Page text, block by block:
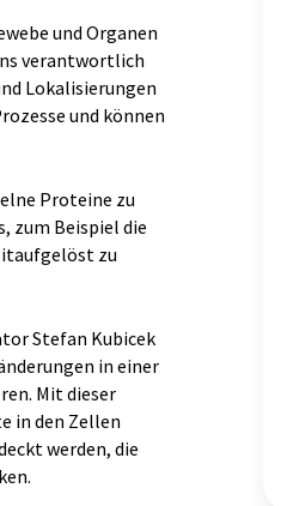
und Organen
verantwortlich
Lokalisierungen
und können
Proteine zu
zum Beispiel die
zu
Stefan Kubicek
in einer
Mit dieser
in den Zellen
werden, die